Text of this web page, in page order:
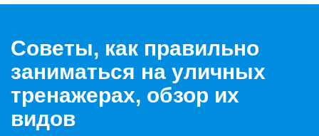
Советы, как правильно
заниматься на уличных
тренажерах, обзор их
видов